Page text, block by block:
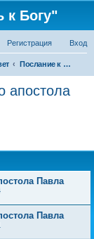
к Богу"
Вход
Регистрация
Послание к Филиппийцам святого апостола Павла
апостола
Павла
Павла